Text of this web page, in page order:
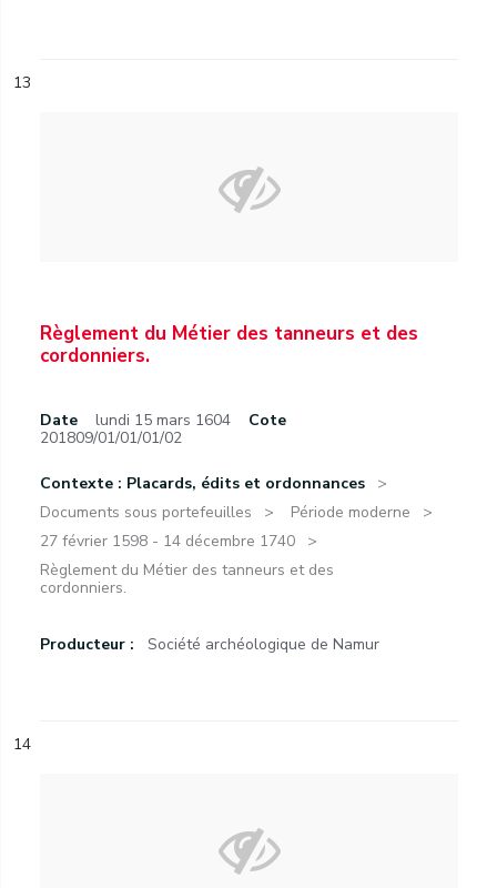
13
Règlement du Métier des tanneurs et des
cordonniers.
Date lundi 15 mars 1604
Cote
201809/01/01/01/02
Contexte : Placards, édits et ordonnances
Documents sous portefeuilles
Période moderne
27 février 1598 - 14 décembre 1740
Règlement du Métier des tanneurs et des
cordonniers.
Producteur : Société archéologique de Namur
14